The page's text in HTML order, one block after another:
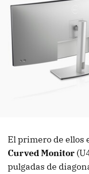
El primero de ellos
Curved Monitor
pulgadas de